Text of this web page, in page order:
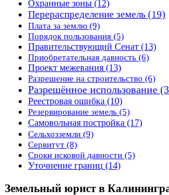
Охранные зоны (12)
Перераспределение земель (19)
Плата за землю (9)
Порядок пользования (5)
Правительствующий Сенат (13)
Приобретательная давность (6)
Проект межевания (13)
Разрешение на строительство (6)
Разрешённое использование
Реестровая ошибка (10)
Резервирование земель (5)
Самовольная постройка (17)
Сельхозземли (9)
Сервитут (8)
Сроки исковой давности (5)
Уточнение границ (14)
Земельный юрист в